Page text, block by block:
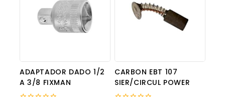
ADAPTADOR DADO 1/2
A 3/8 FIXMAN
CARBON EBT 107
SIER/CIRCUL POWER